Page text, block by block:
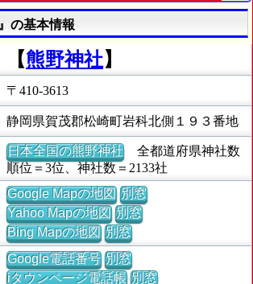
』の基本情報
【熊野神社】
〒410-3613
静岡県賀茂郡松崎町岩科北側１９３番地
日本全国の熊野神社全都道府県神社数
順位＝3位、神社数＝2133社
Google Mapの地図 別窓
Yahoo Mapの地図 別窓
Bing Mapの地図 別窓
Google電話番号 別窓
iタウンページ電話帳 別窓